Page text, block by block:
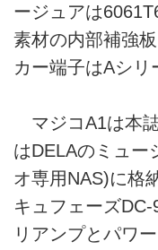
ージュアは
素材の内部補強
カー端子はAシリ
マジコA1は本
はDELAのミュー
オ専用NAS)に格
キュフェーズ
リアンプとパワ